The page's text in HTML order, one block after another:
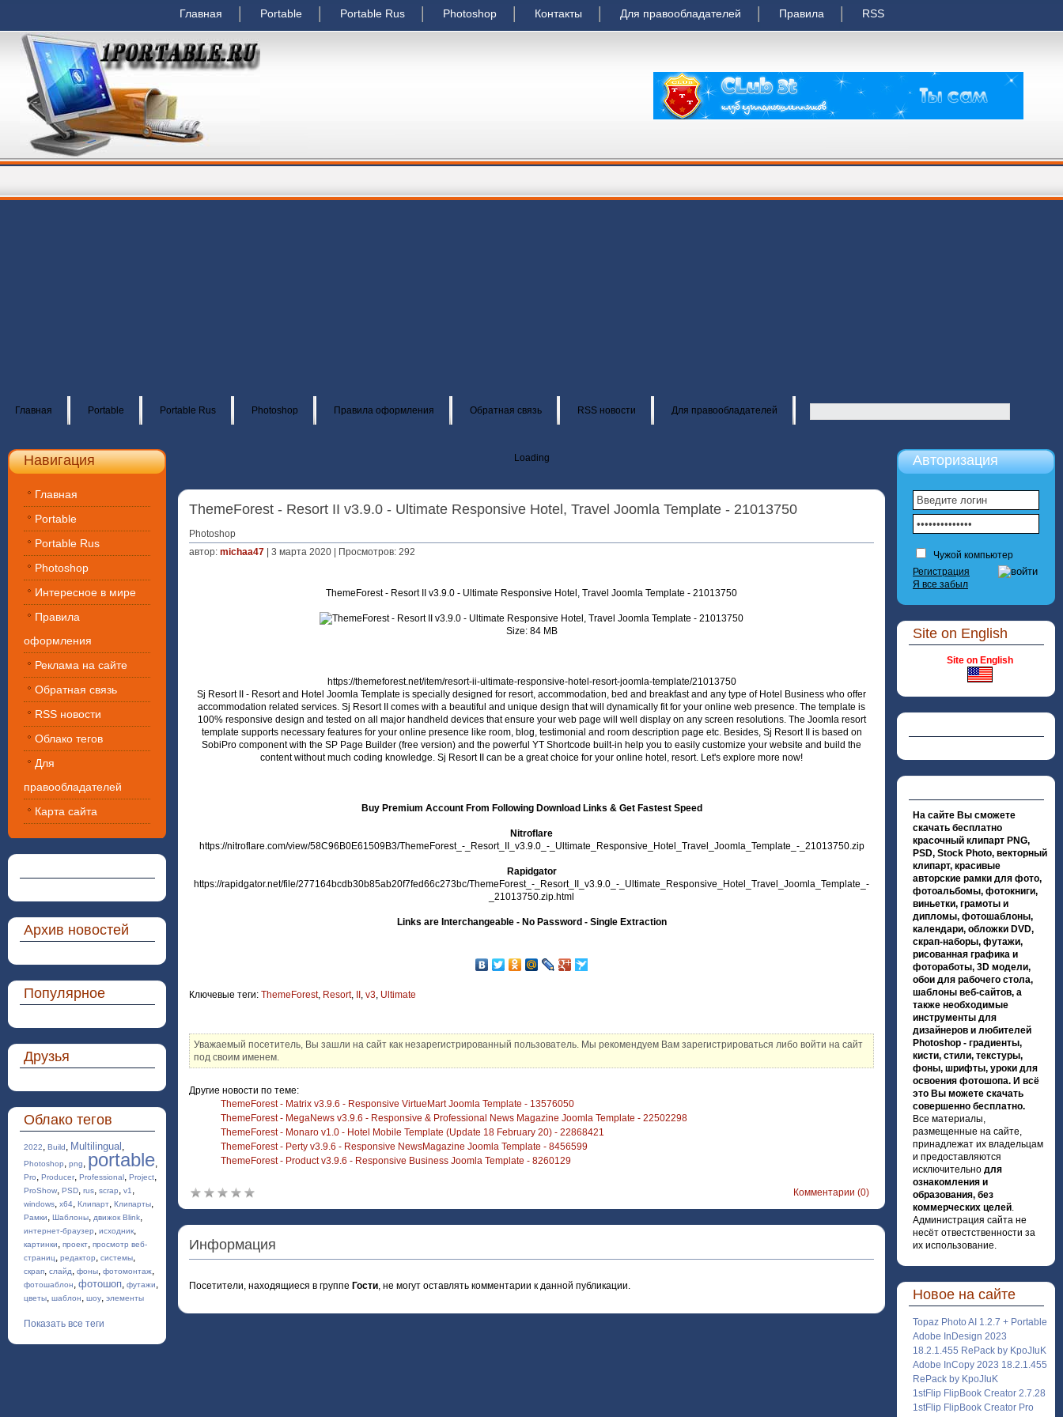
Главная Portable Portable Rus Photoshop Контакты Для правообладателей Правила RSS
Главная Portable Portable Rus Photoshop Правила оформления Обратная связь RSS новости Для правообладателей
Навигация
Главная
Portable
Portable Rus
Photoshop
Интересное в мире
Правила
оформления
Реклама на сайте
Обратная связь
RSS новости
Облако тегов
Для
правообладателей
Карта сайта
Архив новостей
Популярное
Друзья
Облако тегов
2022, Build, Multilingual ,
Photoshop, png, portable,
Pro, Producer, Professional, Project,
ProShow, PSD, rus, scrap, v1 ,
windows, x64, Клипарт, Клипарты,
Рамки, Шаблоны, движок Blink,
интернет-браузер, исходник,
картинки, проект, просмотр веб-
страниц, редактор, системы,
скрап, слайд, фоны, фотомонтаж,
фотошаблон, фотошоп, футажи,
цветы, шаблон, шоу, элементы
Показать все теги
Loading
ThemeForest - Resort II v3.9.0 - Ultimate Responsive Hotel, Travel Joomla Template - 21013750
Photoshop
автор: michaa47 | 3 марта 2020 | Просмотров: 292
ThemeForest - Resort II v3.9.0 - Ultimate Responsive Hotel, Travel Joomla Template - 21013750
Size: 84 MB
https://themeforest.net/item/resort-ii-ultimate-responsive-hotel-resort-joomla-template/21013750
Sj Resort II - Resort and Hotel Joomla Template is specially designed for resort, accommodation, bed and breakfast and any type of Hotel Business who offer
accommodation related services. Sj Resort II comes with a beautiful and unique design that will dynamically fit for your online web presence. The template is
100% responsive design and tested on all major handheld devices that ensure your web page will well display on any screen resolutions. The Joomla resort
template supports necessary features for your online presence like room, blog, testimonial and room description page etc. Besides, Sj Resort II is based on
SobiPro component with the SP Page Builder (free version) and the powerful YT Shortcode built-in help you to easily customize your website and build the
content without much coding knowledge. Sj Resort II can be a great choice for your online hotel, resort. Let's explore more now!
Buy Premium Account From Following Download Links & Get Fastest Speed
Nitroflare
https://nitroflare.com/view/58C96B0E61509B3/ThemeForest_-_Resort_II_v3.9.0_-_Ultimate_Responsive_Hotel_Travel_Joomla_Template_-_21013750.zip
Rapidgator
https://rapidgator.net/file/277164bcdb30b85ab20f7fed66c273bc/ThemeForest_-_Resort_II_v3.9.0_-_Ultimate_Responsive_Hotel_Travel_Joomla_Template_-
_21013750.zip.html
Links are Interchangeable - No Password - Single Extraction
Ключевые теги: ThemeForest, Resort, , v3, Ultimate
Уважаемый посетитель, Вы зашли на сайт как незарегистрированный пользователь. Мы рекомендуем Вам зарегистрироваться либо войти на сайт
под своим именем.
Другие новости по теме:
ThemeForest - Matrix v3.9.6 - Responsive VirtueMart Joomla Template - 13576050
ThemeForest - MegaNews v3.9.6 - Responsive & Professional News Magazine Joomla Template - 22502298
ThemeForest - Monaro v1.0 - Hotel Mobile Template (Update 18 February 20) - 22868421
ThemeForest - Perty v3.9.6 - Responsive NewsMagazine Joomla Template - 8456599
ThemeForest - Product v3.9.6 - Responsive Business Joomla Template - 8260129
Комментарии (0)
Информация
Посетители, находящиеся в группе Гости, не могут оставлять комментарии к данной публикации.
Авторизация
Чужой компьютер
Регистрация
Я все забыл
Site on English
Site on English
На сайте Вы сможете
скачать бесплатно
красочный клипарт PNG,
PSD, Stock Photo, векторный
клипарт, красивые
авторские рамки для фото,
фотоальбомы, фотокниги,
виньетки, грамоты и
дипломы, фотошаблоны,
календари, обложки DVD,
скрап-наборы, футажи,
рисованная графика и
фотоработы, 3D модели,
обои для рабочего стола,
шаблоны веб-сайтов, а
также необходимые
инструменты для
дизайнеров и любителей
Photoshop - градиенты,
кисти, стили, текстуры,
фоны, шрифты, уроки для
освоения фотошопа. И всё
это Вы можете скачать
совершенно бесплатно.
Все материалы,
размещенные на сайте,
принадлежат их владельцам
и предоставляются
исключительно для
ознакомления и
образования, без
коммерческих целей.
Администрация сайта не
несёт отвестственности за
их использование.
Новое на сайте
Topaz Photo AI 1.2.7 + Portable
Adobe InDesign 2023
18.2.1.455 RePack by KpoJIuK
Adobe InCopy 2023 18.2.1.455
RePack by KpoJIuK
1stFlip FlipBook Creator 2.7.28
1stFlip FlipBook Creator Pro